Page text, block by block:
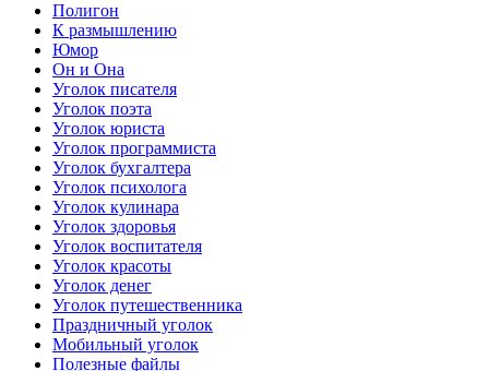
Полигон
К размышлению
Юмор
Он и Она
Уголок писателя
Уголок поэта
Уголок юриста
Уголок программиста
Уголок бухгалтера
Уголок психолога
Уголок кулинара
Уголок здоровья
Уголок воспитателя
Уголок красоты
Уголок денег
Уголок путешественника
Праздничный уголок
Мобильный уголок
Полезные файлы